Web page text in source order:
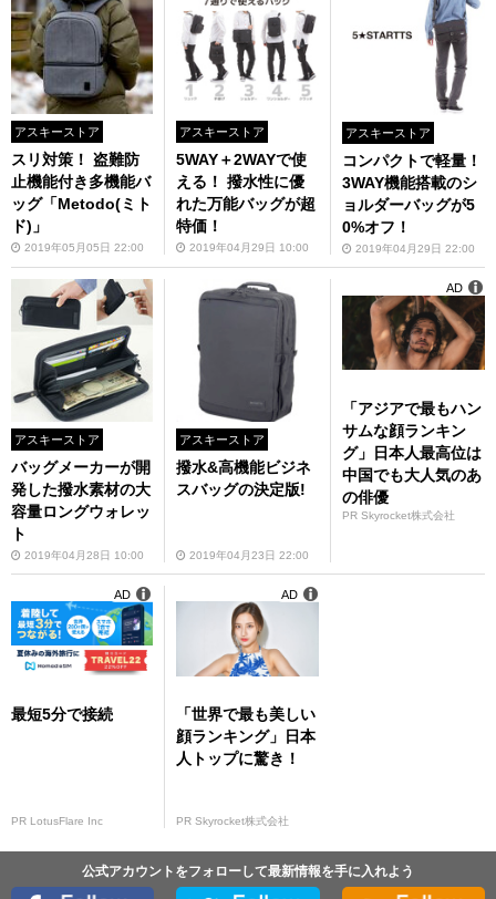
アスキーストア
スリ対策！ 盗難防
止機能付き多機能バ
ッグ「Metodo(ミト
ド)」
2019年05月05日 22:00
アスキーストア
5WAY＋2WAYで使
える！ 撥水性に優
れた万能バッグが超
特価！
2019年04月29日 10:00
アスキーストア
コンパクトで軽量！
3WAY機能搭載のシ
ョルダーバッグが5
0%オフ！
2019年04月29日 22:00
アスキーストア
バッグメーカーが開
発した撥水素材の大
容量ロングウォレッ
ト
2019年04月28日 10:00
アスキーストア
撥水&高機能ビジネ
スバッグの決定版!
2019年04月23日 22:00
「アジアで最もハン
サムな顔ランキン
グ」日本人最高位は
中国でも大人気のあ
の俳優
PR Skyrocket株式会社
AD
最短5分で接続
PR LotusFlare Inc
AD
「世界で最も美しい
顔ランキング」日本
人トップに驚き！
PR Skyrocket株式会社
AD
公式アカウントをフォローして最新情報を手に入れよう